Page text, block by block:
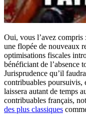
Oui, vous l’avez
une flopée de nouveaux
optimisations fiscales
bénéficiant de l’absence
Jurisprudence qu’il
contribuables poursuivis,
laissera autant de temps
contribuables français,
des plus classiques